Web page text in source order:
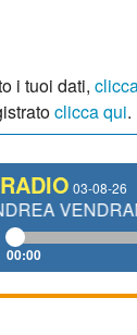
i tuoi dati,
clicca qui.
03-08-26
00:00